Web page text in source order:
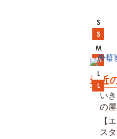
最近
い
の
【
ス